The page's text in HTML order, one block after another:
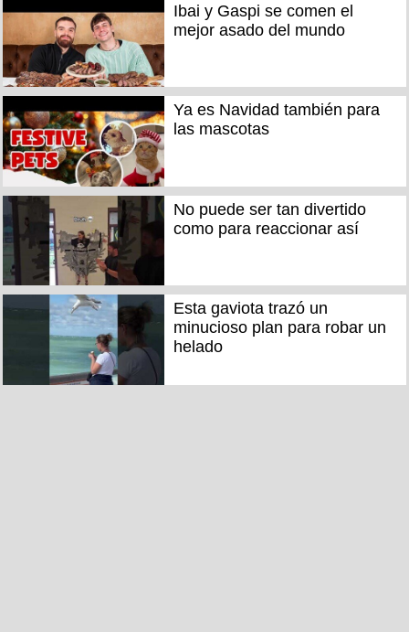
Ibai y Gaspi se comen el
mejor asado del mundo
Ya es Navidad también para
las mascotas
No puede ser tan divertido
como para reaccionar así
Esta gaviota trazó un
minucioso plan para robar un
helado